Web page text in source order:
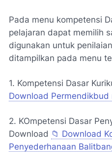
Pada menu kompetensi
pelajaran dapat memilih
digunakan untuk
ditampilkan pada menu
1. Kompetensi Dasar
Download
2. KOmpetensi Dasar
Download 📁 Download
Penyederhanaan